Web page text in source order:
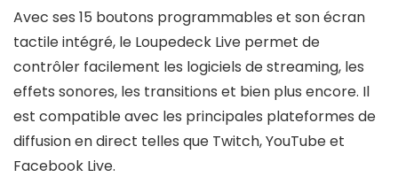
Avec ses 15 boutons programmables et son écran
tactile intégré, le Loupedeck Live permet de
contrôler facilement les logiciels de streaming, les
effets sonores, les transitions et bien plus encore. Il
est compatible avec les principales plateformes de
diffusion en direct telles que Twitch, YouTube et
Facebook Live.